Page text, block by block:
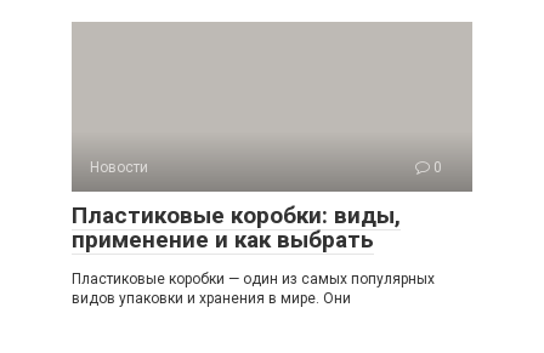
Новости 0
Пластиковые коробки: виды,
применение и как выбрать
Пластиковые коробки — один из самых популярных
видов упаковки и хранения в мире. Они